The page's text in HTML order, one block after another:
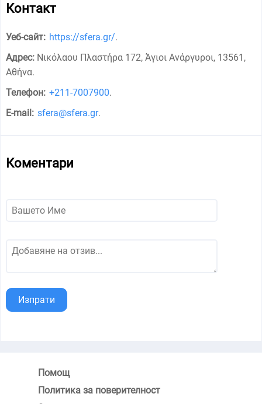
Контакт
Уеб-сайт: https://sfera.gr/.
Адрес: Νικόλαου Πλαστήρα 172, Άγιοι Ανάργυροι, 13561,
Αθήνα.
Телефон: +211-7007900.
E-mail: sfera@sfera.gr.
Коментари
Изпрати
Помощ
Политика за поверителност